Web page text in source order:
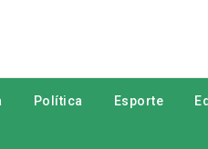
Política Esporte